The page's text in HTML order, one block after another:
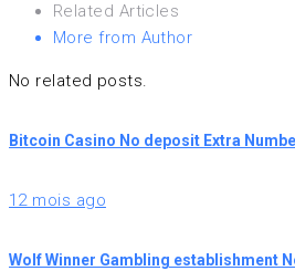
Related Articles
More from Author
No related posts.
Bitcoin Casino No deposit Extra
12 mois ago
Wolf Winner Gambling establishment